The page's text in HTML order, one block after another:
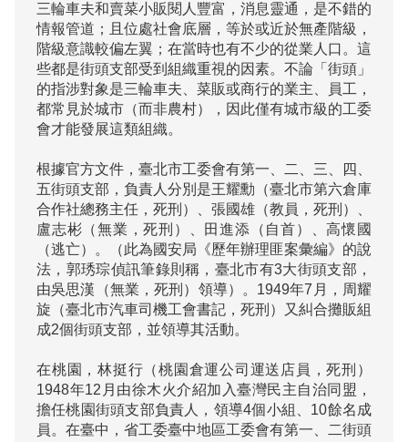
三輪車夫和賣菜小販閱人豐富，消息靈通，是不錯的
情報管道；且位處社會底層，等於或近於無產階級，
階級意識較偏左翼；在當時也有不少的從業人口。這
些都是街頭支部受到組織重視的因素。不論「街頭」
的指涉對象是三輪車夫、菜販或商行的業主、員工，
都常見於城市（而非農村），因此僅有城市級的工委
會才能發展這類組織。
根據官方文件，臺北市工委會有第一、二、三、四、
五街頭支部，負責人分別是王耀勳（臺北市第六倉庫
合作社總務主任，死刑）、張國雄（教員，死刑）、
盧志彬（無業，死刑）、田進添（自首）、高懷國
（逃亡）。（此為國安局《歷年辦理匪案彙編》的說
法，郭琇琮偵訊筆錄則稱，臺北市有3大街頭支部，
由吳思漢（無業，死刑）領導）。1949年7月，周耀
旋（臺北市汽車司機工會書記，死刑）又糾合攤販組
成2個街頭支部，並領導其活動。
在桃園，林挺行（桃園倉運公司運送店員，死刑）
1948年12月由徐木火介紹加入臺灣民主自治同盟，
擔任桃園街頭支部負責人，領導4個小組、10餘名成
員。在臺中，省工委臺中地區工委會有第一、二街頭